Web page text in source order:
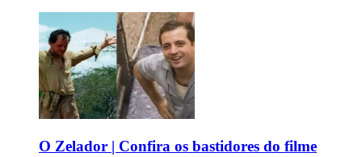
O Zelador | Confira os bastidores do filme